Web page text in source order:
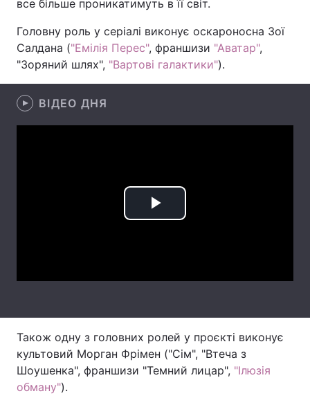
Екологія Регіони
Лонгріди
Відео з Youtube Статті
Вакансії
Тема оформлення
все більше проникатимуть в її світ.
Головну роль у серіалі виконує оскароносна Зої
Салдана ("Емілія Перес", франшизи "Аватар",
"Зоряний шлях", "Вартові галактики").
ВІДЕО ДНЯ
Play
Також одну з головних ролей у проєкті виконує
культовий Морган Фрімен ("Сім", "Втеча з
Шоушенка", франшизи "Темний лицар", "Ілюзія
обману").